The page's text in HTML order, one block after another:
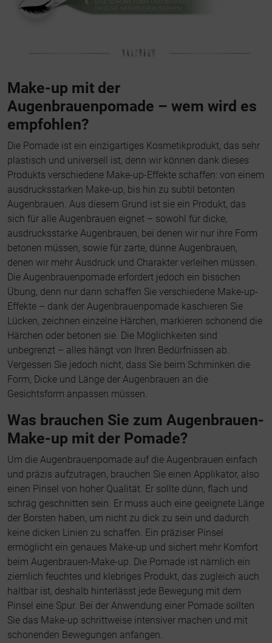
Make-up mit der
Augenbrauenpomade – wem wird es
empfohlen?
Die Pomade ist ein einzigartiges Kosmetikprodukt, das sehr
plastisch und universell ist, denn wir können dank dieses
Produkts verschiedene Make-up-Effekte schaffen: von einem
ausdrucksstarken Make-up, bis hin zu subtil betonten
Augenbrauen. Aus diesem Grund ist sie ein Produkt, das
sich für alle Augenbrauen eignet – sowohl für dicke,
ausdrucksstarke Augenbrauen, bei denen wir nur ihre Form
betonen müssen, sowie für zarte, dünne Augenbrauen,
denen wir mehr Ausdruck und Charakter verleihen müssen.
Die Augenbrauenpomade erfordert jedoch ein bisschen
Übung, denn nur dann schaffen Sie verschiedene Make-up-
Effekte – dank der Augenbrauenpomade kaschieren Sie
Lücken, zeichnen einzelne Härchen, markieren schonend die
Härchen oder betonen sie. Die Möglichkeiten sind
unbegrenzt – alles hängt von Ihren Bedürfnissen ab.
Vergessen Sie jedoch nicht, dass Sie beim Schminken die
Form, Dicke und Länge der Augenbrauen an die
Gesichtsform anpassen müssen.
Was brauchen Sie zum Augenbrauen-
Make-up mit der Pomade?
Um die Augenbrauenpomade auf die Augenbrauen einfach
und präzis aufzutragen, brauchen Sie einen Applikator, also
einen Pinsel von hoher Qualität. Er sollte dünn, flach und
schräg geschnitten sein. Er muss auch eine geeignete Länge
der Borsten haben, um nicht zu dick zu sein und dadurch
keine dicken Linien zu schaffen. Ein präziser Pinsel
ermöglicht ein genaues Make-up und sichert mehr Komfort
beim Augenbrauen-Make-up. Die Pomade ist nämlich ein
ziemlich feuchtes und klebriges Produkt, das zugleich auch
haltbar ist, deshalb hinterlässt jede Bewegung mit dem
Pinsel eine Spur. Bei der Anwendung einer Pomade sollten
Sie das Make-up schrittweise intensiver machen und mit
schonenden Bewegungen anfangen.